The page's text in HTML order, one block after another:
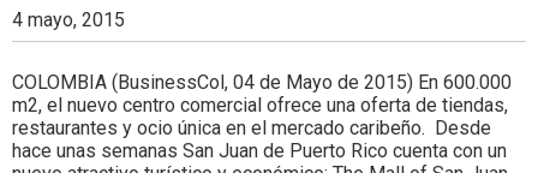
4 mayo, 2015
COLOMBIA (BusinessCol, 04 de Mayo de 2015) En 600.000
m2, el nuevo centro comercial ofrece una oferta de tiendas,
restaurantes y ocio única en el mercado caribeño. Desde
hace unas semanas San Juan de Puerto Rico cuenta con un